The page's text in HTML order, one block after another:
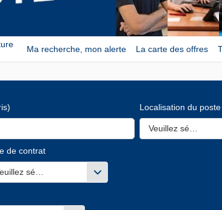
Ma recherche, mon alerte La carte des offres
Localisation du poste
Veuillez
de contrat
sélectionner une ou des valeurs